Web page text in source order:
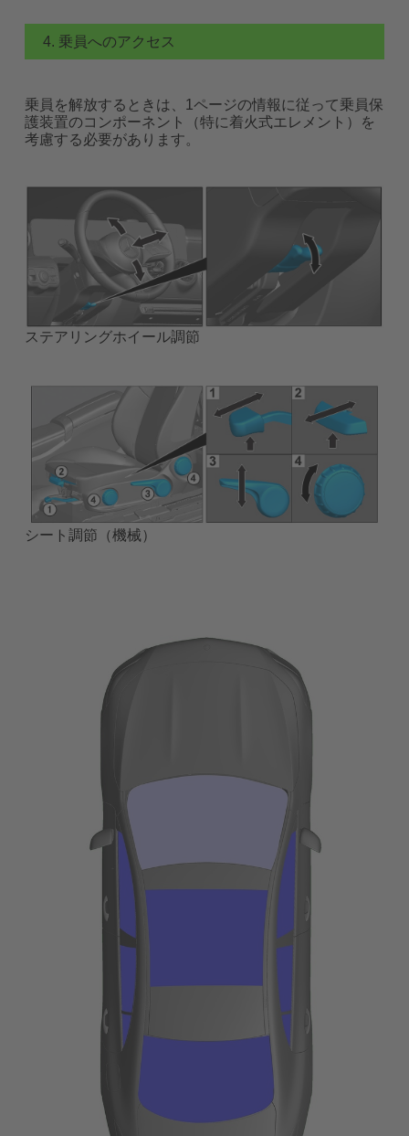
4. 乗員へのアクセス
乗員を解放するときは、1ページの情報に従って乗員保
護装置のコンポーネント（特に着火式エレメント）を
考慮する必要があります。
ステアリングホイール調節
シート調節（機械）